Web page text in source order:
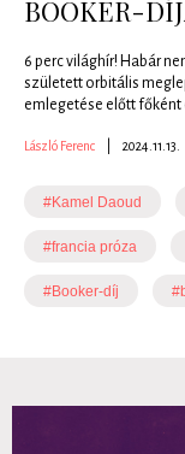
BOOKER-
6 perc világhír! Habár
született orbitális
emlegetése előtt főként
László Ferenc 2024.11.13.
#Kamel Daoud
#francia próza
#Booker-díj